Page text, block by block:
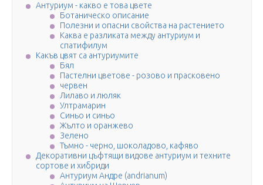
Антуриум - какво е това цвете
Ботаническо описание
Полезни и опасни свойства на растението
Каква е разликата между антуриум и
спатифилум
Какъв цвят са антуриумите
Бял
Пастелни цветове - розово и прасковено
червен
Лилаво и люляк
Ултрамарин
Синьо и синьо
Жълто и оранжево
Зелено
Тъмно - черно, шоколадово, кафяво
Декоративни цъфтящи видове антуриум и техните
сортове и хибриди
Антуриум Андре (andrianum)